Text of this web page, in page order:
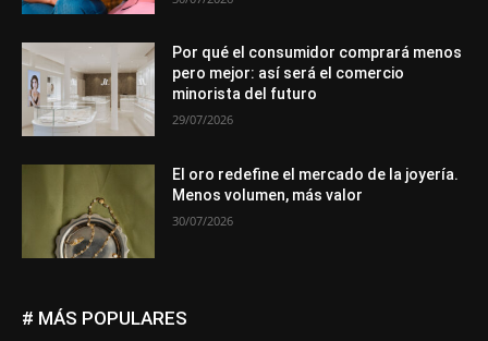
Por qué el consumidor comprará menos
pero mejor: así será el comercio
minorista del futuro
29/07/2026
El oro redefine el mercado de la joyería.
Menos volumen, más valor
30/07/2026
# MÁS POPULARES